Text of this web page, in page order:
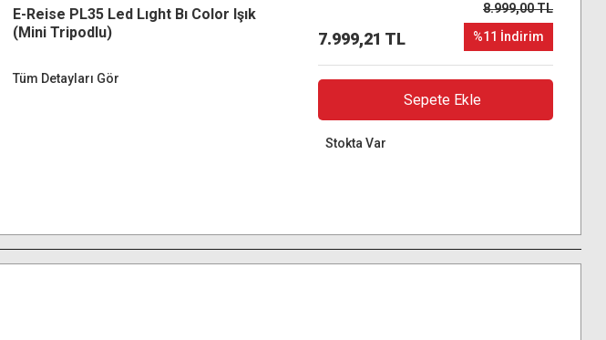
E-Reise PL35 Led Lıght Bı Color Işık
(Mini Tripodlu)
Tüm Detayları Gör
7.999,21 TL
8.999,00 TL
%11 İndirim
Sepete Ekle
Stokta Var